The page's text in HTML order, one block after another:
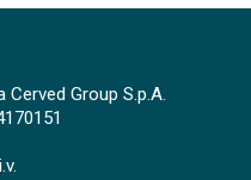
Group S.p.A.